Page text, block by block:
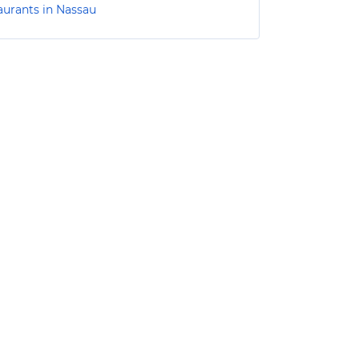
in Nassau